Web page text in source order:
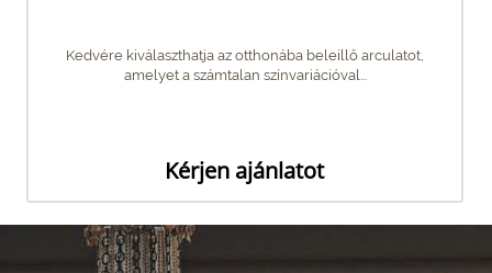
Kedvére kiválaszthatja az otthonába beleillő arculatot,
amelyet a számtalan színvariációval...
Kérjen ajánlatot